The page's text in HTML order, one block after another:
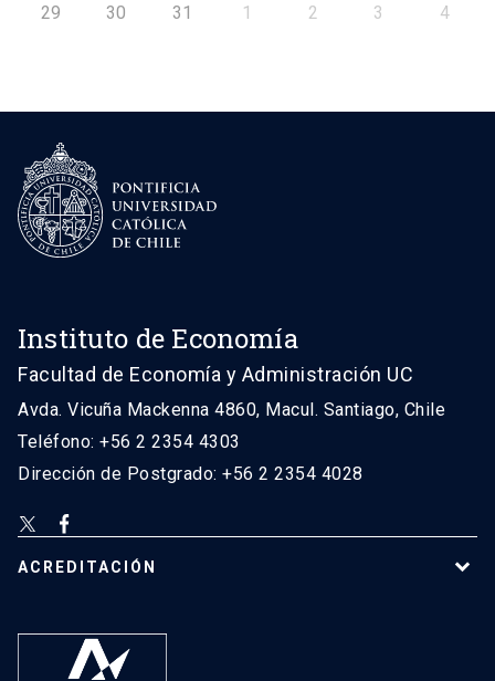
29 30 31 1 2 3 4
Instituto de Economía
Facultad de Economía y Administración UC
Avda. Vicuña Mackenna 4860, Macul. Santiago, Chile
Teléfono: +56 2 2354 4303
Dirección de Postgrado: +56 2 2354 4028
ACREDITACIÓN